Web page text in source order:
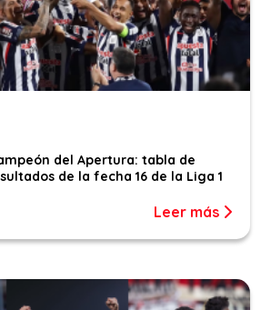
del Apertura: tabla de
de la fecha 16 de la Liga 1
Leer más